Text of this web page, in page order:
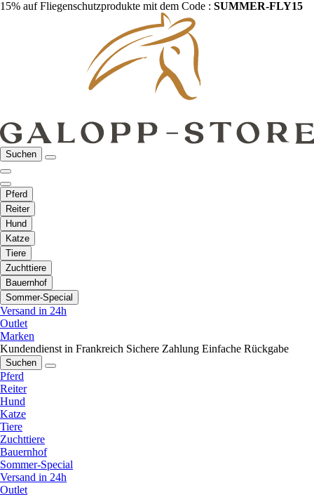
15% auf Fliegenschutzprodukte mit dem Code : SUMMER-FLY15
Suchen
Pferd
Reiter
Hund
Katze
Tiere
Zuchttiere
Bauernhof
Sommer-Special
Versand in 24h
Outlet
Marken
Kundendienst in Frankreich Sichere Zahlung Einfache Rückgabe
Suchen
Pferd
Reiter
Hund
Katze
Tiere
Zuchttiere
Bauernhof
Sommer-Special
Versand in 24h
Outlet